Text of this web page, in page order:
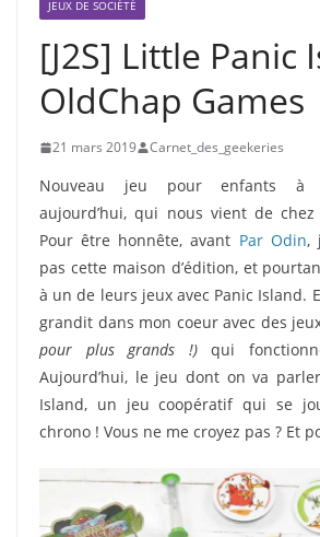
JEUX DE SOCIÉTÉ
[J2S] Little Panic
OldChap Games
21 mars 2019 Carnet_des_geekeries
Nouveau jeu pour enfants à
aujourd’hui, qui nous vient de chez
Pour être honnête, avant Par Odin,
pas cette maison d’édition, et
à un de leurs jeux avec Panic Island.
grandit dans mon coeur avec des
pour plus grands !)qui
Aujourd’hui, le jeu dont on va
Island, un jeu coopératif qui se
chrono ! Vous ne me croyez pas ? Et